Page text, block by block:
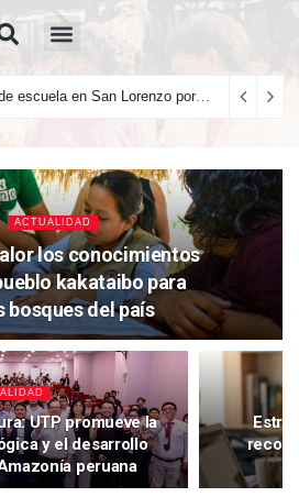
ACTUALIDAD
los conocimientos
kakataibo para
bosques del país
UTP promueve la
y el desarrollo
peruana